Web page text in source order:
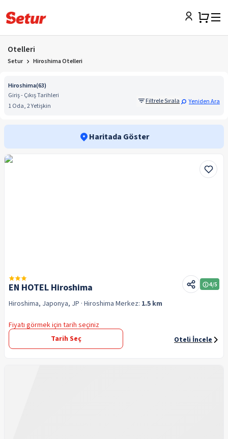
Otelleri
Setur Hiroshima Otelleri
Hiroshima(63)
Giriş - Çıkış Tarihleri
1 Oda, 2 Yetişkin
Filtrele Sırala Yeniden Ara
Haritada Göster
EN HOTEL Hiroshima 4/5
Hiroshima, Japonya, JP · Hiroshima Merkez: 1.5 km
Fiyatı görmek için tarih seçiniz
Tarih Seç
Oteli İncele